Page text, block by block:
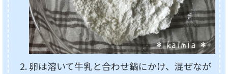
卵は溶いて牛乳と合わせ鍋にかけ、混ぜなが